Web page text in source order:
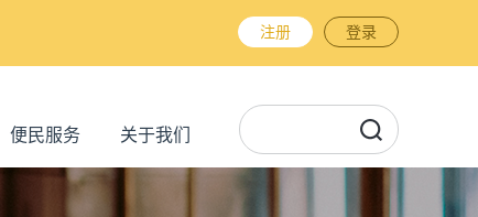
注册 登录
便民服务 关于我们